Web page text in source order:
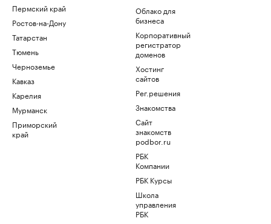
Пермский край
Ростов-на-Дону
Татарстан
Тюмень
Черноземье
Кавказ
Карелия
Мурманск
Приморский
край
Облако для
бизнеса
Корпоративный
регистратор
доменов
Хостинг
сайтов
Рег.решения
Знакомства
Сайт
знакомств
podbor.ru
РБК
Компании
РБК Курсы
Школа
управления
РБК